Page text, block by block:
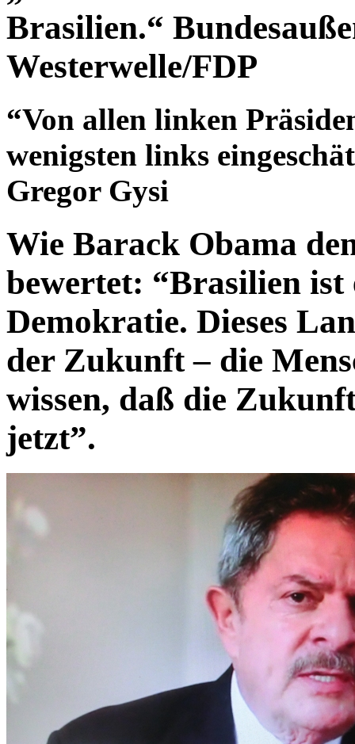
Brasilien.“
Westerwelle/FDP
“Von allen linken
wenigsten links
Gregor Gysi
Wie Barack Obama
bewertet: “Brasilien ist
Demokratie. Dieses
der Zukunft – die
wissen, daß die
jetzt”.